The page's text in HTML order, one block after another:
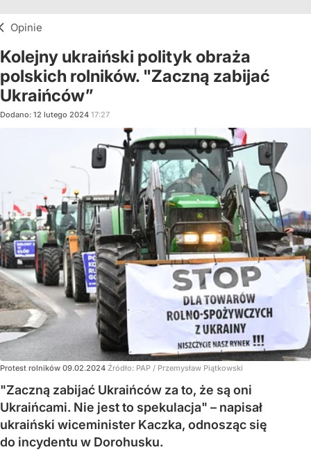
Opinie
Kolejny ukraiński polityk obraża
polskich rolników. "Zaczną zabijać
Ukraińców”
Dodano: 12 lutego 2024 17:27
Protest rolników 09.02.2024 Źródło: PAP / Przemysław Piątkowski
"Zaczną zabijać Ukraińców za to, że są oni
Ukraińcami. Nie jest to spekulacja" – napisał
ukraiński wiceminister Kaczka, odnosząc się
do incydentu w Dorohusku.